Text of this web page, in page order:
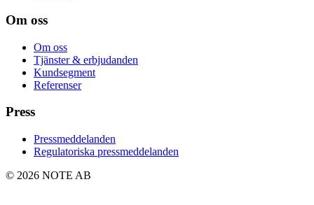
Om oss
Om oss
Tjänster & erbjudanden
Kundsegment
Referenser
Press
Pressmeddelanden
Regulatoriska pressmeddelanden
© 2026 NOTE AB